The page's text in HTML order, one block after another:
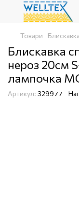
Товари
Блискавка
нероз 20см
лампочка
Артикул: 329977